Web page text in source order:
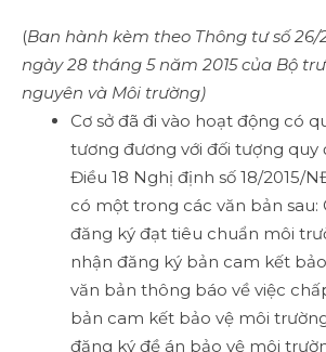
(Ban hành kèm theo Thông tư số 26/
ngày 28 tháng 5 năm 2015 của Bộ
nguyên và Môi trường)
Cơ sở đã đi vào hoạt động có
tương đương với đối tượng quy
Điều 18 Nghị định số 18/2015/
có một trong các văn bản sau:
đăng ký đạt tiêu chuẩn môi
nhận đăng ký bản cam kết
văn bản thông báo về việc
bản cam kết bảo vệ môi
đăng ký đề án bảo vệ môi